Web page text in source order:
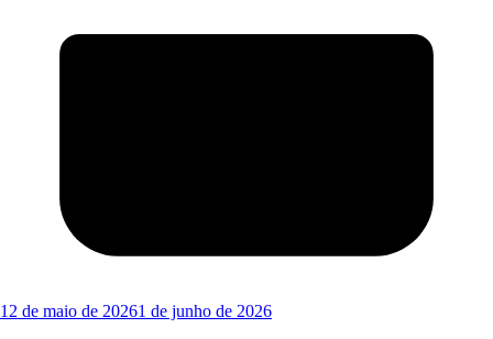
12 de maio de 20261 de junho de 2026